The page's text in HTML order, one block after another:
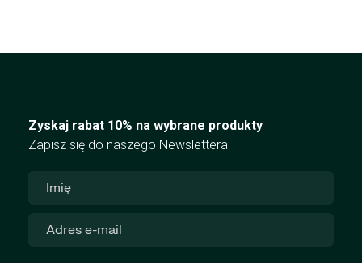
Zyskaj rabat 10% na wybrane produkty
Zapisz się do naszego Newslettera